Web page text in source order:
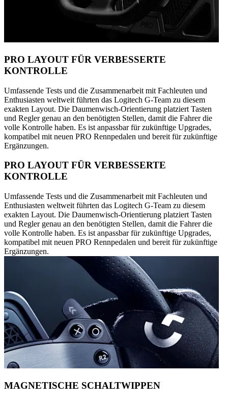
PRO LAYOUT FÜR VERBESSERTE
KONTROLLE
Umfassende Tests und die Zusammenarbeit mit Fachleuten und
Enthusiasten weltweit führten das Logitech G-Team zu diesem
exakten Layout. Die Daumenwisch-Orientierung platziert Tasten
und Regler genau an den benötigten Stellen, damit die Fahrer die
volle Kontrolle haben. Es ist anpassbar für zukünftige Upgrades,
kompatibel mit neuen PRO Rennpedalen und bereit für zukünftige
Ergänzungen.
PRO LAYOUT FÜR VERBESSERTE
KONTROLLE
Umfassende Tests und die Zusammenarbeit mit Fachleuten und
Enthusiasten weltweit führten das Logitech G-Team zu diesem
exakten Layout. Die Daumenwisch-Orientierung platziert Tasten
und Regler genau an den benötigten Stellen, damit die Fahrer die
volle Kontrolle haben. Es ist anpassbar für zukünftige Upgrades,
kompatibel mit neuen PRO Rennpedalen und bereit für zukünftige
Ergänzungen.
MAGNETISCHE SCHALTWIPPEN